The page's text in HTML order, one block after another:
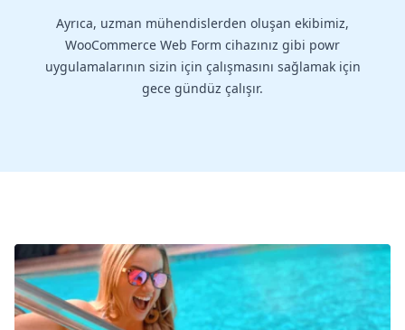
Ayrıca, uzman mühendislerden oluşan ekibimiz,
WooCommerce Web Form cihazınız gibi powr
uygulamalarının sizin için çalışmasını sağlamak için
gece gündüz çalışır.